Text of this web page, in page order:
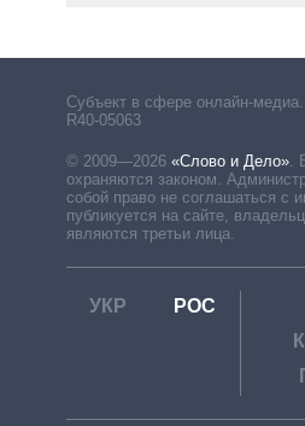
Субъект в сфере онлайн-
R40-05063
© 2009—2026 «Слово и Дело».
охраняются законом.
собой право не соглашаться с
публикуется на сайте,
являются третьи лица.
УКР РОС